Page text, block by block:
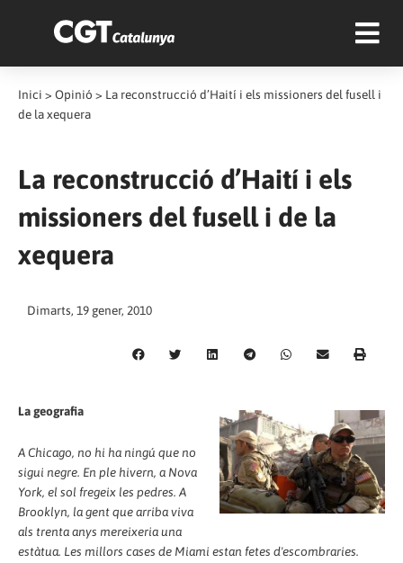
Inici > Opinió > La reconstrucció d’Haití i els missioners del fusell i
de la xequera
La reconstrucció d’Haití i els
missioners del fusell i de la
xequera
Dimarts, 19 gener, 2010
La geografia
A Chicago, no hi ha ningú que no
sigui negre. En ple hivern, a Nova
York, el sol fregeix les pedres. A
Brooklyn, la gent que arriba viva
als trenta anys mereixeria una
estàtua. Les millors cases de Miami estan fetes d'escombraries.